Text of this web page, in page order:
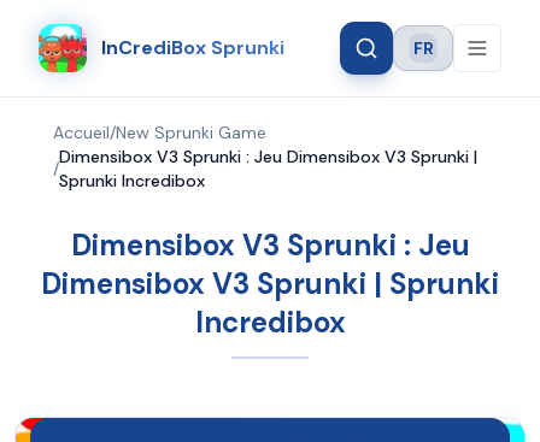
InCrediBox Sprunki Language
FR
Accueil/New Sprunki Game
/
Dimensibox V3 Sprunki : Jeu Dimensibox V3 Sprunki |
Sprunki Incredibox
Dimensibox V3 Sprunki : Jeu
Dimensibox V3 Sprunki | Sprunki
Incredibox